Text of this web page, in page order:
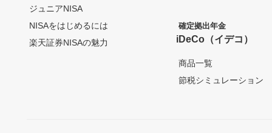
ジュニアNISA
NISAをはじめるには
楽天証券NISAの魅力
確定拠出年金
iDeCo（イデコ）
商品一覧
節税シミュレーション